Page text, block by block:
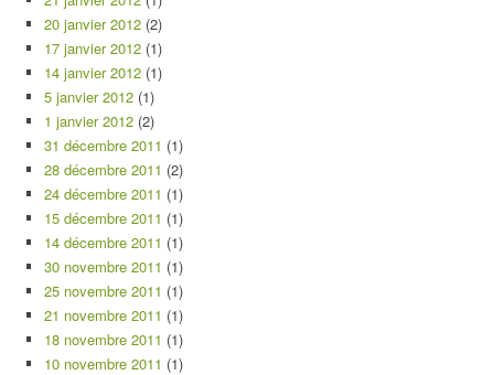
20 janvier 2012 (2)
17 janvier 2012 (1)
14 janvier 2012 (1)
5 janvier 2012 (1)
1 janvier 2012 (2)
31 décembre 2011 (1)
28 décembre 2011 (2)
24 décembre 2011 (1)
15 décembre 2011 (1)
14 décembre 2011 (1)
30 novembre 2011 (1)
25 novembre 2011 (1)
21 novembre 2011 (1)
18 novembre 2011 (1)
10 novembre 2011 (1)